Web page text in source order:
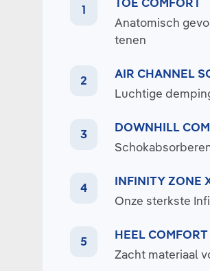
Anatomisch
tenen
AIR CHANNEL
Luchtige
DOWNHILL
INFINITY ZONE
Onze sterkste
HEEL COMFORT
Zacht materiaal